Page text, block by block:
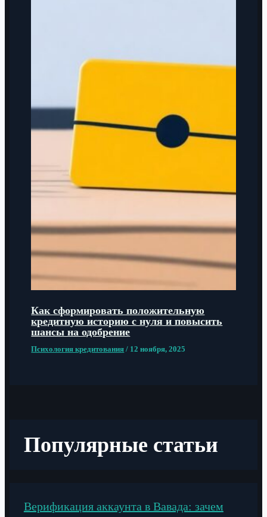
Как сформировать положительную
кредитную историю с нуля и повысить
шансы на одобрение
Психология кредитования / 12 ноября, 2025
Популярные статьи
Верификация аккаунта в Вавада: зачем